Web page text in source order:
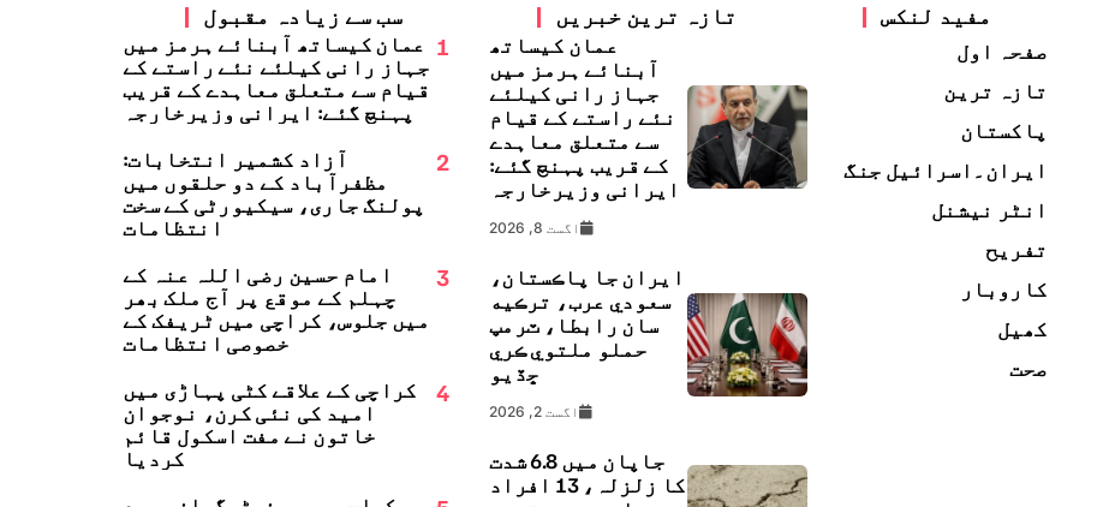
مفید لنکس
صفحہ اول
تازہ ترین
پاکستان
ایران۔اسرائیل جنگ
انٹر نیشنل
تفریح
کاروبار
کھیل
صحت
تازہ ترین خبریں
عمان کیساتھ
آبنائے ہرمز میں
جہاز رانی کیلئے
نئے راستے کے قیام
سے متعلق معاہدے
کے قریب پہنچ گئے:
ایرانی وزیرخارجہ
اگست 8, 2026
ايران جا پاڪستان،
سعودي عرب، ترڪيه
سان رابطا، ٽرمپ
حملو ملتوي ڪري
ڇڏيو
اگست 2, 2026
جاپان میں 6.8 شدت
کا زلزلہ، 13 افراد
سب سے زیادہ مقبول
1 عمان کیساتھ آبنائے ہرمز میں
جہاز رانی کیلئے نئے راستے کے
قیام سے متعلق معاہدے کے قریب
پہنچ گئے: ایرانی وزیرخارجہ
2
آزاد کشمیر انتخابات:
مظفرآباد کے دو حلقوں میں
پولنگ جاری، سیکیورٹی کے سخت
انتظامات
3
امام حسین رضی اللہ عنہ کے
چہلم کے موقع پر آج ملک بھر
میں جلوس، کراچی میں ٹریفک کے
خصوصی انتظامات
4
کراچی کے علاقے کٹی پہاڑی میں
امید کی نئی کرن، نوجوان
خاتون نے مفت اسکول قائم
کردیا